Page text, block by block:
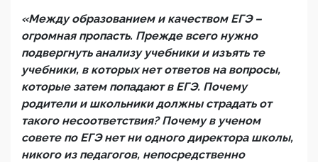
«Между образованием и качеством ЕГЭ –
огромная пропасть. Прежде всего нужно
подвергнуть анализу учебники и изъять те
учебники, в которых нет ответов на вопросы,
которые затем попадают в ЕГЭ. Почему
родители и школьники должны страдать от
такого несоответствия? Почему в ученом
совете по ЕГЭ нет ни одного директора школы,
никого из педагогов, непосредственно